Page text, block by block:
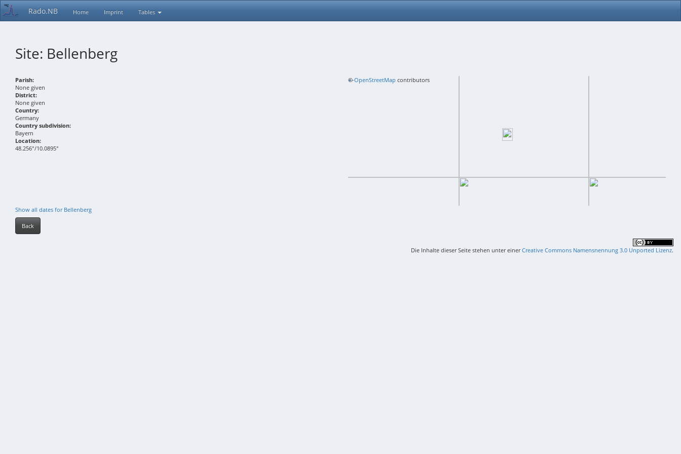
Rado.NB Home Imprint Tables
Site: Bellenberg
Parish:
None given
District:
None given
Country:
Germany
Country subdivision:
Bayern
Location:
48.256°/10.0895°
+−
©OpenStreetMap contributors
Show all dates for Bellenberg
Back
Die Inhalte dieser Seite stehen unter einerCreative Commons Namensnennung 3.0 Unported Lizenz.